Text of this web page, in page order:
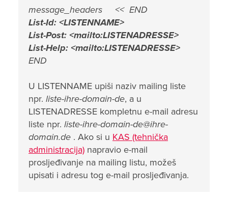
message_headers << END
List-Id: <LISTENNAME>
List-Post: <mailto:LISTENADRESSE>
List-Help: <mailto:LISTENADRESSE>
END
U LISTENNAME upiši naziv mailing liste
npr. liste-ihre-domain-de, a u
LISTENADRESSE kompletnu e-mail adresu
liste npr. liste-ihre-domain-de@ihre-
domain.de . Ako si u KAS (tehnička
administracija) napravio e-mail
prosljeđivanje na mailing listu, možeš
upisati i adresu tog e-mail prosljeđivanja.